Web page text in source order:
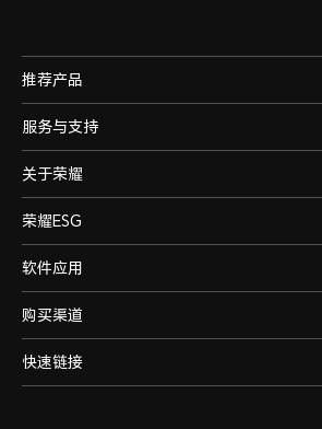
推荐产品
服务与支持
关于荣耀
荣耀ESG
软件应用
购买渠道
快速链接